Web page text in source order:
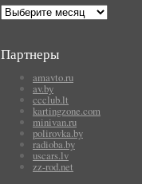
Архив
Партнеры
amavto.ru
av.by
ccclub.lt
kartingzone.com
minivan.ru
polirovka.by
radioba.by
uscars.lv
zz-rod.net